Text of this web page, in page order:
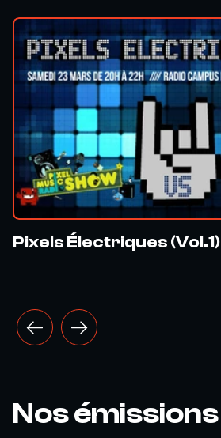
Pixels Électriques (Vol.1)
Nos émissions